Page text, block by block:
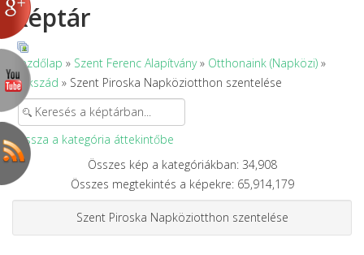
Képtár
Kezdőlap » Szent Ferenc Alapítvány» Otthonaink (Napközi) »
Bükszád » Szent Piroska Napköziotthon szentelése
Vissza a kategória áttekintőbe
Összes kép a kategóriákban: 34,908
Összes megtekintés a képekre: 65,914,179
Szent Piroska Napköziotthon szentelése